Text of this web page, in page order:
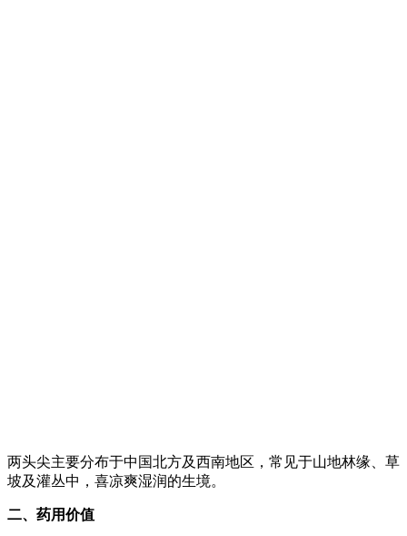
两头尖主要分布于中国北方及西南地区，常见于山地林缘、草
坡及灌丛中，喜凉爽湿润的生境。
二、药用价值